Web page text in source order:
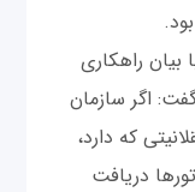
بیان راهکاری
اگر سازمان
که دارد،
دریافت